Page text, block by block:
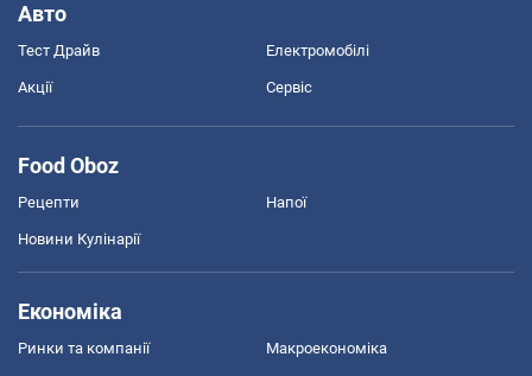
Авто
Тест Драйв Електромобілі
Акції Сервіс
Food Oboz
Рецепти Напої
Новини Кулінарії
Економіка
Ринки та компанії Макроекономіка